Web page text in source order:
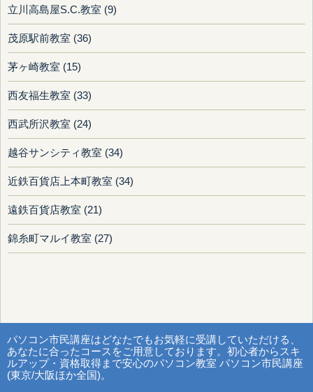
立川高島屋S.C.教室 (9)
茂原駅前教室 (36)
茅ヶ崎教室 (15)
西友福生教室 (33)
西武所沢教室 (24)
越谷サンシティ教室 (34)
近鉄百貨店上本町教室 (34)
遠鉄百貨店教室 (21)
錦糸町マルイ教室 (27)
パソコン市民講座はどなたでもお気軽に受講していただける、
あなたに合ったコースをご用意しております。初心者からスキ
ルアップ・資格取得まで安心のパソコン教室 パソコン市民講座
(東京/大阪ほか全国)。